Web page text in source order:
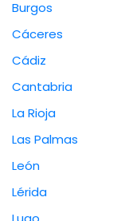
Burgos
Cáceres
Cádiz
Cantabria
La Rioja
Las Palmas
León
Lérida